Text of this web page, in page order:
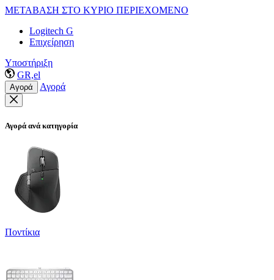
ΜΕΤΑΒΑΣΗ ΣΤΟ ΚΥΡΙΟ ΠΕΡΙΕΧΟΜΕΝΟ
Logitech G
Επιχείρηση
Υποστήριξη
GR,el
Αγορά Αγορά
Αγορά ανά κατηγορία
Ποντίκια